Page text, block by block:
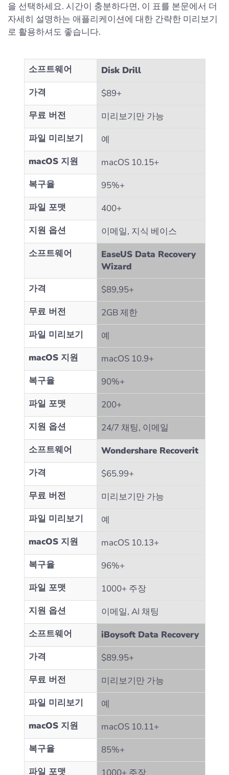
을 선택하세요. 시간이 충분하다면, 이 표를 본문에서 더
자세히 설명하는 애플리케이션에 대한 간략한 미리보기
로 활용하셔도 좋습니다.
소프트웨어
Disk Drill
가격
$89+
무료 버전
미리보기만 가능
파일 미리보기
예
macOS 지원
macOS 10.15+
복구율
95%+
파일 포맷
400+
지원 옵션
이메일, 지식 베이스
소프트웨어
EaseUS Data Recovery
Wizard
가격
$89,95+
무료 버전
2GB 제한
파일 미리보기
예
macOS 지원
macOS 10.9+
복구율
90%+
파일 포맷
200+
지원 옵션
24/7 채팅, 이메일
소프트웨어
Wondershare Recoverit
가격
$65.99+
무료 버전
미리보기만 가능
파일 미리보기
예
macOS 지원
macOS 10.13+
복구율
96%+
파일 포맷
1000+ 주장
지원 옵션
이메일, AI 채팅
소프트웨어
iBoysoft Data Recovery
가격
$89.95+
무료 버전
미리보기만 가능
파일 미리보기
예
macOS 지원
macOS 10.11+
복구율
85%+
파일 포맷